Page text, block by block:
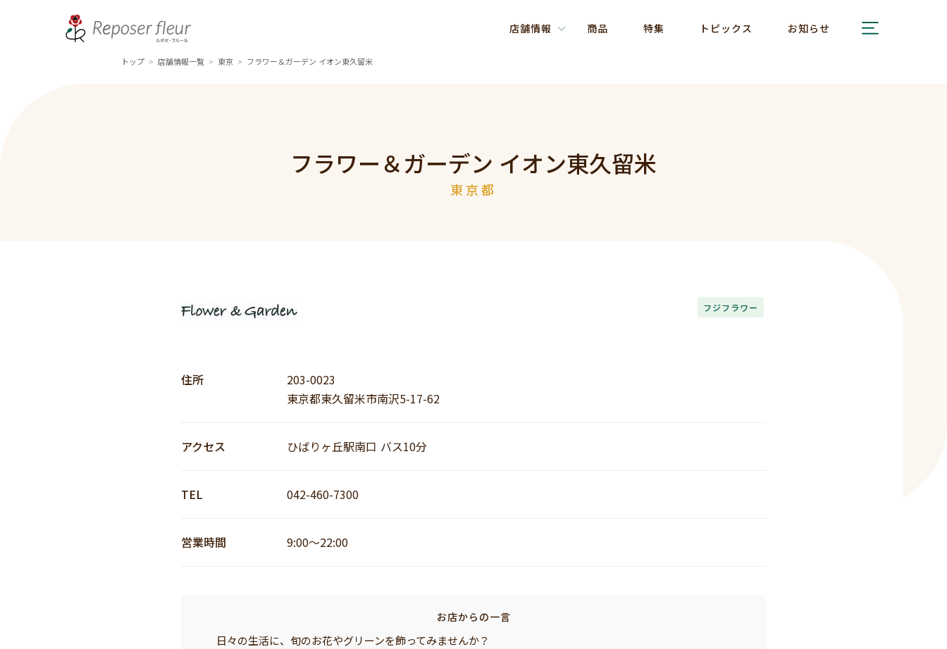
店舗情報 商品 特集 トピックス お知らせ
トップ > 店舗情報一覧 > 東京 > フラワー＆ガーデン イオン東久留米
フラワー＆ガーデン イオン東久留米
東京都
フジフラワー
住所
203-0023
東京都東久留米市南沢5-17-62
アクセス ひばりヶ丘駅南口 バス10分
TEL 042-460-7300
営業時間 9:00～22:00
お店からの一言
日々の生活に、旬のお花やグリーンを飾ってみませんか？